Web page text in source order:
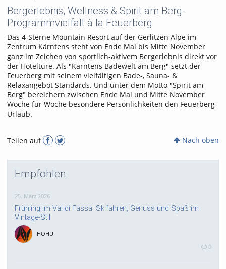
Bergerlebnis, Wellness & Spirit am Berg-
Programmvielfalt à la Feuerberg
Das 4-Sterne Mountain Resort auf der Gerlitzen Alpe im
Zentrum Kärntens steht von Ende Mai bis Mitte November
ganz im Zeichen von sportlich-aktivem Bergerlebnis direkt vor
der Hoteltüre. Als "Kärntens Badewelt am Berg" setzt der
Feuerberg mit seinem vielfältigen Bade-, Sauna- &
Relaxangebot Standards. Und unter dem Motto "Spirit am
Berg" bereichern zwischen Ende Mai und Mitte November
Woche für Woche besondere Persönlichkeiten den Feuerberg-
Urlaub.
Teilen auf Nach oben
Empfohlen
25. März 2026
Frühling im Val di Fassa: Skifahren, Genuss und Spaß im
Vintage-Stil
HOHU
0